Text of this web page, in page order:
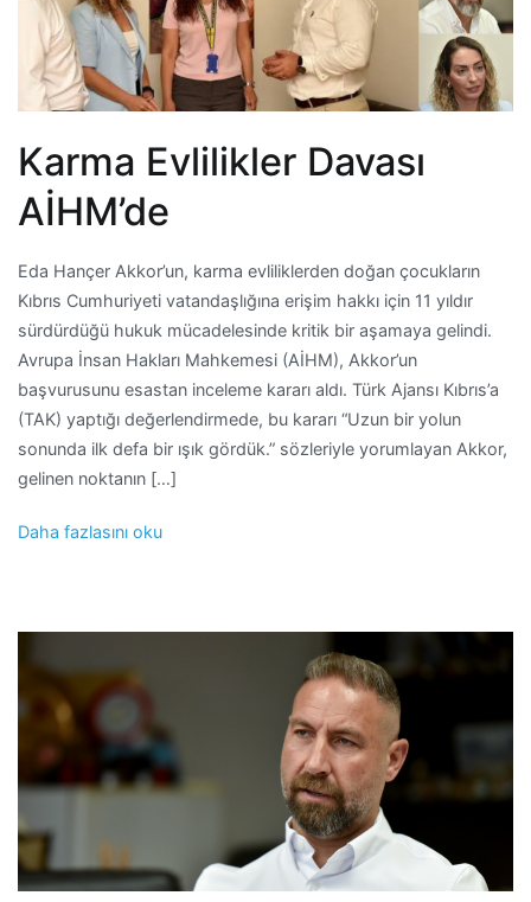
Karma Evlilikler Davası
AİHM’de
Eda Hançer Akkor’un, karma evliliklerden doğan çocukların
Kıbrıs Cumhuriyeti vatandaşlığına erişim hakkı için 11 yıldır
sürdürdüğü hukuk mücadelesinde kritik bir aşamaya gelindi.
Avrupa İnsan Hakları Mahkemesi (AİHM), Akkor’un
başvurusunu esastan inceleme kararı aldı. Türk Ajansı Kıbrıs’a
(TAK) yaptığı değerlendirmede, bu kararı “Uzun bir yolun
sonunda ilk defa bir ışık gördük.” sözleriyle yorumlayan Akkor,
gelinen noktanın […]
Daha fazlasını oku